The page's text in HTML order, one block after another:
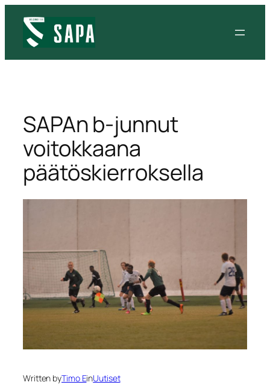
sisältöön
SAPAn b-junnut
voitokkaana
päätöskierroksella
Written byTimo EinUutiset